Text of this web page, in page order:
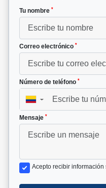
Tu nombre *
Correo electrónico *
Número de teléfono *
▼
Mensaje *
Acepto recibir